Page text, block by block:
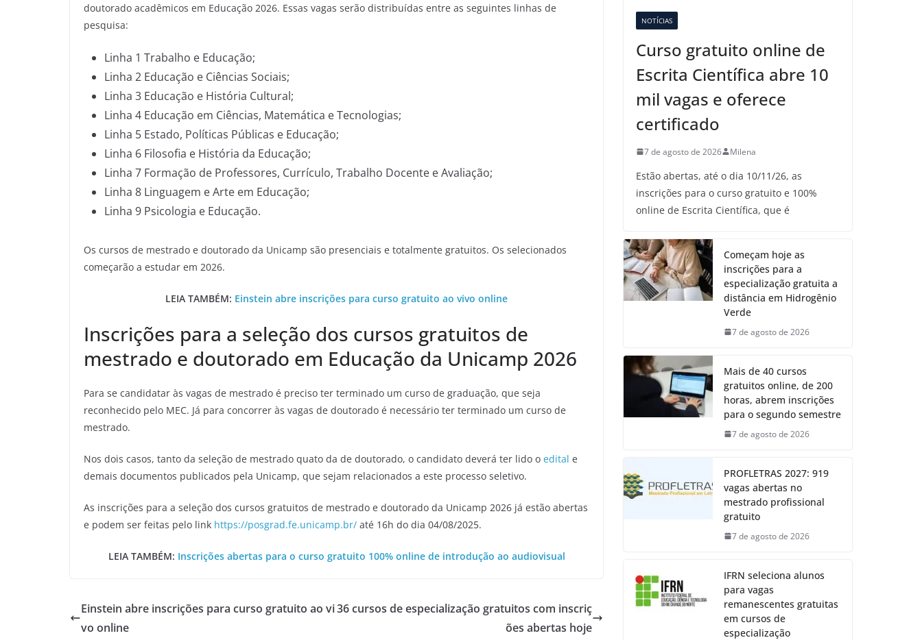
doutorado acadêmicos em Educação 2026. Essas vagas serão distribuídas entre as seguintes linhas de
pesquisa:
Linha 1 Trabalho e Educação;
Linha 2 Educação e Ciências Sociais;
Linha 3 Educação e História Cultural;
Linha 4 Educação em Ciências, Matemática e Tecnologias;
Linha 5 Estado, Políticas Públicas e Educação;
Linha 6 Filosofia e História da Educação;
Linha 7 Formação de Professores, Currículo, Trabalho Docente e Avaliação;
Linha 8 Linguagem e Arte em Educação;
Linha 9 Psicologia e Educação.
Os cursos de mestrado e doutorado da Unicamp são presenciais e totalmente gratuitos. Os selecionados
começarão a estudar em 2026.
LEIA TAMBÉM: Einstein abre inscrições para curso gratuito ao vivo online
Inscrições para a seleção dos cursos gratuitos de
mestrado e doutorado em Educação da Unicamp 2026
Para se candidatar às vagas de mestrado é preciso ter terminado um curso de graduação, que seja
reconhecido pelo MEC. Já para concorrer às vagas de doutorado é necessário ter terminado um curso de
mestrado.
Nos dois casos, tanto da seleção de mestrado quato da de doutorado, o candidato deverá ter lido o edital e
demais documentos publicados pela Unicamp, que sejam relacionados a este processo seletivo.
As inscrições para a seleção dos cursos gratuitos de mestrado e doutorado da Unicamp 2026 já estão abertas
e podem ser feitas pelo link https://posgrad.fe.unicamp.br/ até 16h do dia 04/08/2025.
LEIA TAMBÉM: Inscrições abertas para o curso gratuito 100% online de introdução ao audiovisual
Einstein abre inscrições para curso gratuito ao vi
vo online
36 cursos de especialização gratuitos com inscriç
ões abertas hoje
NOTÍCIAS
Curso gratuito online de
Escrita Científica abre 10
mil vagas e oferece
certificado
7 de agosto de 2026 Milena
Estão abertas, até o dia 10/11/26, as
inscrições para o curso gratuito e 100%
online de Escrita Científica, que é
Começam hoje as
inscrições para a
especialização gratuita a
distância em Hidrogênio
Verde
7 de agosto de 2026
Mais de 40 cursos
gratuitos online, de 200
horas, abrem inscrições
para o segundo semestre
7 de agosto de 2026
PROFLETRAS 2027: 919
vagas abertas no
mestrado profissional
gratuito
7 de agosto de 2026
IFRN seleciona alunos
para vagas
remanescentes gratuitas
em cursos de
especialização